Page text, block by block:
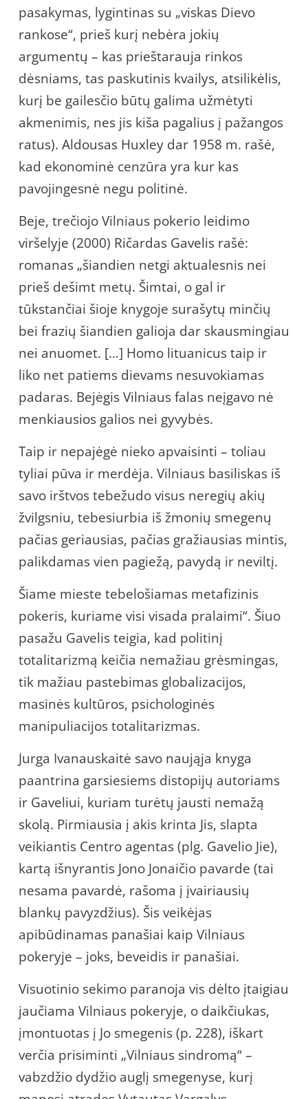
pasakymas, lygintinas su „viskas Dievo
rankose“, prieš kurį nebėra jokių
argumentų – kas prieštarauja rinkos
dėsniams, tas paskutinis kvailys, atsilikėlis,
kurį be gailesčio būtų galima užmėtyti
akmenimis, nes jis kiša pagalius į pažangos
ratus). Aldousas Huxley dar 1958 m. rašė,
kad ekonominė cenzūra yra kur kas
pavojingesnė negu politinė.
Beje, trečiojo Vilniaus pokerio leidimo
viršelyje (2000) Ričardas Gavelis rašė:
romanas „šiandien netgi aktualesnis nei
prieš dešimt metų. Šimtai, o gal ir
tūkstančiai šioje knygoje surašytų minčių
bei frazių šiandien galioja dar skausmingiau
nei anuomet. […] Homo lituanicus taip ir
liko net patiems dievams nesuvokiamas
padaras. Bejėgis Vilniaus falas neįgavo nė
menkiausios galios nei gyvybės.
Taip ir nepajėgė nieko apvaisinti – toliau
tyliai pūva ir merdėja. Vilniaus basiliskas iš
savo irštvos tebežudo visus neregių akių
žvilgsniu, tebesiurbia iš žmonių smegenų
pačias geriausias, pačias gražiausias mintis,
palikdamas vien pagiežą, pavydą ir neviltį.
Šiame mieste tebelošiamas metafizinis
pokeris, kuriame visi visada pralaimi“. Šiuo
pasažu Gavelis teigia, kad politinį
totalitarizmą keičia nemažiau grėsmingas,
tik mažiau pastebimas globalizacijos,
masinės kultūros, psichologinės
manipuliacijos totalitarizmas.
Jurga Ivanauskaitė savo naująja knyga
paantrina garsiesiems distopijų autoriams
ir Gaveliui, kuriam turėtų jausti nemažą
skolą. Pirmiausia į akis krinta Jis, slapta
veikiantis Centro agentas (plg. Gavelio Jie),
kartą išnyrantis Jono Jonaičio pavarde (tai
nesama pavardė, rašoma į įvairiausių
blankų pavyzdžius). Šis veikėjas
apibūdinamas panašiai kaip Vilniaus
pokeryje – joks, beveidis ir panašiai.
Visuotinio sekimo paranoja vis dėlto įtaigiau
jaučiama Vilniaus pokeryje, o daikčiukas,
įmontuotas į Jo smegenis (p. 228), iškart
verčia prisiminti „Vilniaus sindromą“ –
vabzdžio dydžio auglį smegenyse, kurį